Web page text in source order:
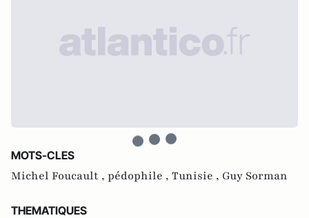
MOTS-CLES
Michel Foucault , pédophile , Tunisie , Guy Sorman
THEMATIQUES